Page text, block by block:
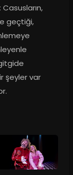
geçtiği,
şeyler var